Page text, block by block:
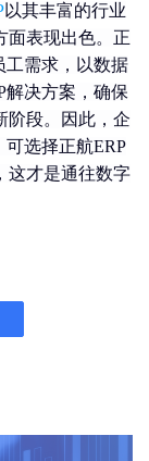
以其丰富的行业
面表现出色。正
工需求，以数据
解决方案，确保
阶段。因此，企
选择正航ERP
这才是通往数字